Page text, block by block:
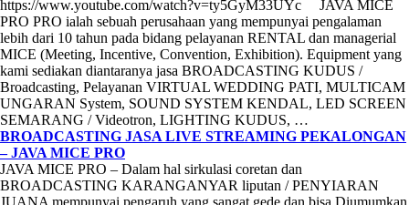
https://www.youtube.com/watch?v=ty5GyM33UYc JAVA MICE
PRO PRO ialah sebuah perusahaan yang mempunyai pengalaman
lebih dari 10 tahun pada bidang pelayanan RENTAL dan managerial
MICE (Meeting, Incentive, Convention, Exhibition). Equipment yang
kami sediakan diantaranya jasa BROADCASTING KUDUS /
Broadcasting, Pelayanan VIRTUAL WEDDING PATI, MULTICAM
UNGARAN System, SOUND SYSTEM KENDAL, LED SCREEN
SEMARANG / Videotron, LIGHTING KUDUS, …
BROADCASTING JASA LIVE STREAMING PEKALONGAN
– JAVA MICE PRO
JAVA MICE PRO – Dalam hal sirkulasi coretan dan
BROADCASTING KARANGANYAR liputan / PENYIARAN
JUANA mempunyai pengaruh yang sangat gede dan bisa Diumumkan